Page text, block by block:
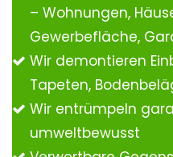
– Wohnungen,
Gewerbefläche,
Wir demontieren
Tapeten,
Wir entrümpeln
umweltbewusst